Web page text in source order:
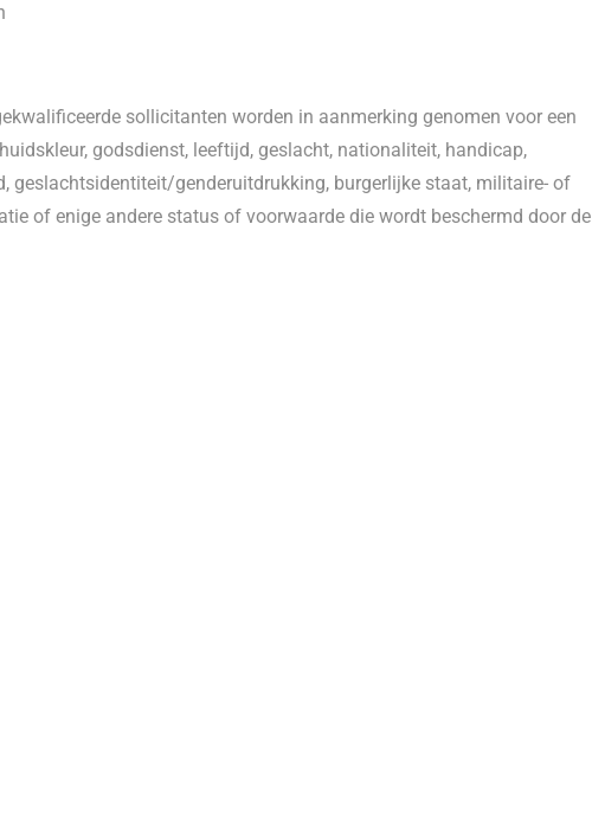
sollicitanten worden in aanmerking genomen voor een
godsdienst, leeftijd, geslacht, nationaliteit, handicap,
geslachtsidentiteit/genderuitdrukking, burgerlijke staat, militaire- of
of enige andere status of voorwaarde die wordt beschermd door de